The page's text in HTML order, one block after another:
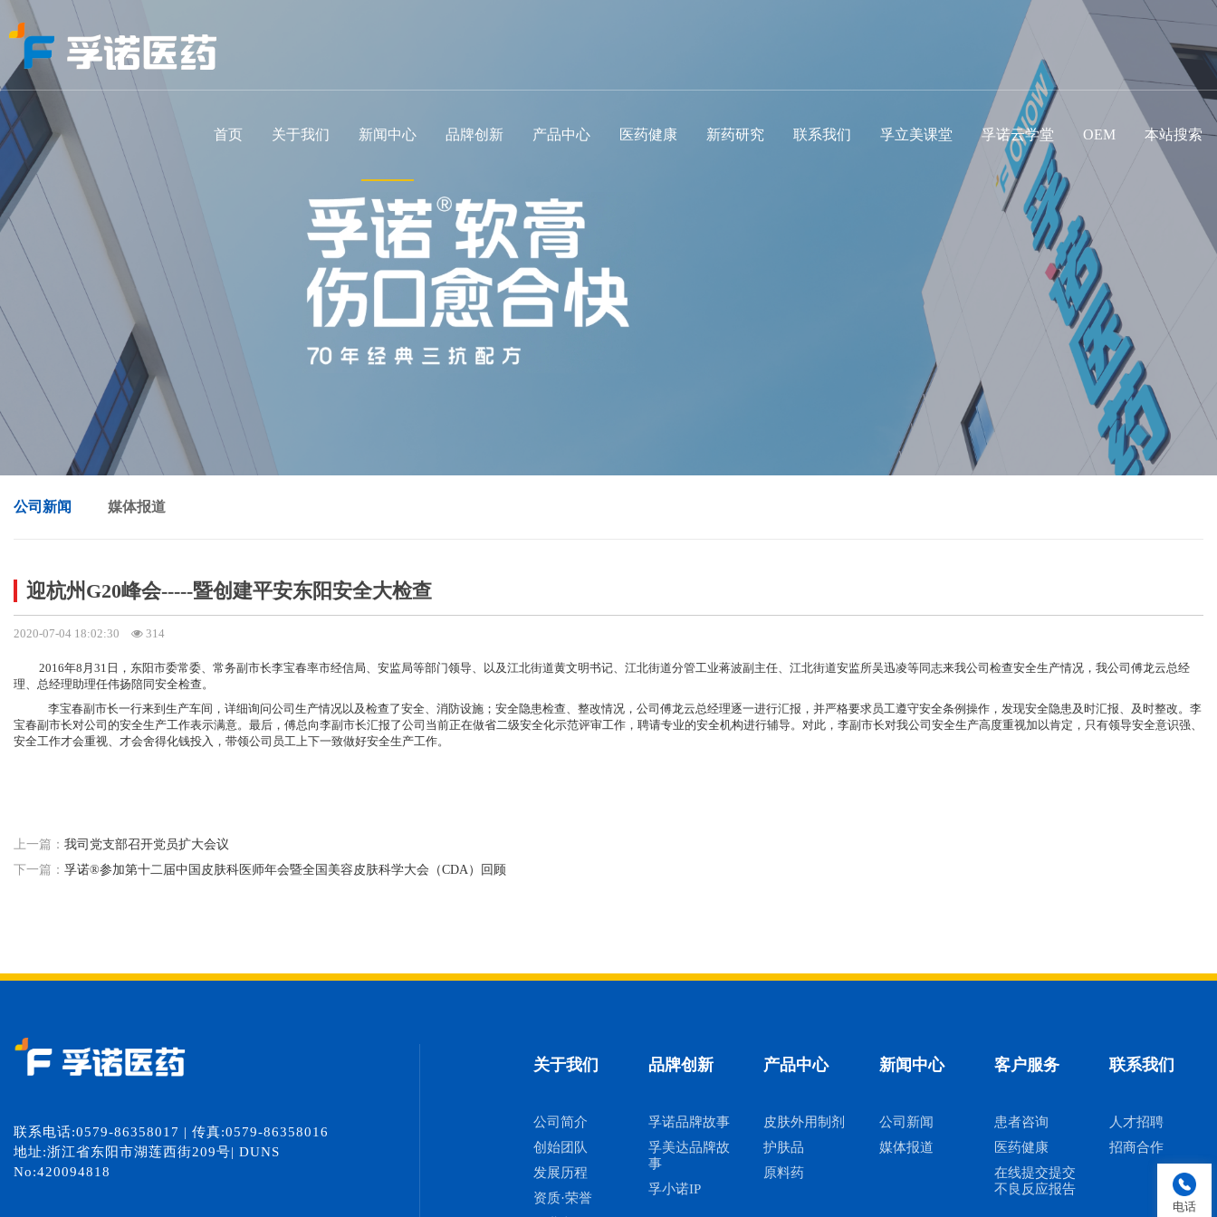
首页 关于我们 新闻中心 品牌创新 产品中心 医药健康 新药研究 联系我们 孚立美课堂 孚诺云学堂 OEM 本站搜索
公司新闻 媒体报道
迎杭州G20峰会-----暨创建平安东阳安全大检查
2020-07-04 18:02:30 314
2016年8月31日 ，东阳市委常委、常务副市长李宝春率市经信局、安监局等部门领导、以及江北街道黄文明书记、江北街道分管工业蒋波副主任、江北街道安监所吴迅凌等同志来我公司检查安全生产情况，我公司傅龙云总经
理、总经理助理任伟扬陪同安全检查。
李宝春副市长一行来到生产车间，详细询问公司生产情况以及检查了安全、消防设施；安全隐患检查、整改情况，公司傅龙云总经理逐一进行汇报，并严格要求员工遵守安全条例操作，发现安全隐患及时汇报、及时整改。李
宝春副市长对公司的安全生产工作表示满意。最后，傅总向李副市长汇报了公司当前正在做省二级安全化示范评审工作，聘请专业的安全机构进行辅导。对此，李副市长对我公司安全生产高度重视加以肯定，只有领导安全意识强、
安全工作才会重视、才会舍得化钱投入，带领公司员工上下一致做好安全生产工作。
上一篇： 我司党支部召开党员扩大会议
下一篇： 孚诺®参加第十二届中国皮肤科医师年会暨全国美容皮肤科学大会（CDA）回顾
联系电话:0579-86358017 | 传真:0579-86358016
地址:浙江省东阳市湖莲西街209号| DUNS
No:420094818
关于我们
公司简介
创始团队
发展历程
资质·荣誉
品牌创新
孚诺品牌故事
孚美达品牌故
事
孚小诺IP
产品中心
皮肤外用制剂
护肤品
原料药
新闻中心
公司新闻
媒体报道
客户服务
患者咨询
医药健康
在线提交提交
不良反应报告
联系我们
人才招聘
招商合作
电话